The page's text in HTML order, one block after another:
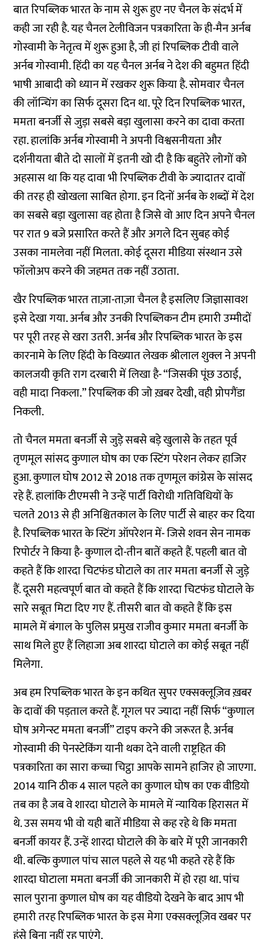
बात रिपब्लिक भारत के नाम से शुरू हुए नए चैनल के संदर्भ में
कही जा रही है. यह चैनल टेलीविजन पत्रकारिता के ही-मैन अर्नब
गोस्वामी के नेतृत्व में शुरू हुआ है, जी हां रिपब्लिक टीवी वाले
अर्नब गोस्वामी. हिंदी का यह चैनल अर्नब ने देश की बहुमत हिंदी
भाषी आबादी को ध्यान में रखकर शुरू किया है. सोमवार चैनल
की लॉन्चिंग का सिर्फ दूसरा दिन था. पूरे दिन रिपब्लिक भारत,
ममता बनर्जी से जुड़ा सबसे बड़ा खुलासा करने का दावा करता
रहा. हालांकि अर्नब गोस्वामी ने अपनी विश्वसनीयता और
दर्शनीयता बीते दो सालों में इतनी खो दी है कि बहुतेरे लोगों को
अहसास था कि यह दावा भी रिपब्लिक टीवी के ज्यादातर दावों
की तरह ही खोखला साबित होगा. इन दिनों अर्नब के शब्दों में देश
का सबसे बड़ा खुलासा वह होता है जिसे वो आए दिन अपने चैनल
पर रात 9 बजे प्रसारित करते हैं और अगले दिन सुबह कोई
उसका नामलेवा नहीं मिलता. कोई दूसरा मीडिया संस्थान उसे
फॉलोअप करने की जहमत तक नहीं उठाता.
खैर रिपब्लिक भारत ताज़ा-ताज़ा चैनल है इसलिए जिज्ञासावश
इसे देखा गया. अर्नब और उनकी रिपब्लिकन टीम हमारी उम्मीदों
पर पूरी तरह से खरा उतरी. अर्नब और रिपब्लिक भारत के इस
कारनामे के लिए हिंदी के विख्यात लेखक श्रीलाल शुक्ल ने अपनी
कालजयी कृति राग दरबारी में लिखा है- “जिसकी पूंछ उठाई,
वही मादा निकला.” रिपब्लिक की जो ख़बर देखी, वही प्रोपगैंडा
निकली.
तो चैनल ममता बनर्जी से जुड़े सबसे बड़े खुलासे के तहत पूर्व
तृणमूल सांसद कुणाल घोष का एक स्टिंग परेशन लेकर हाजिर
हुआ. कुणाल घोष 2012 से 2018 तक तृणमूल कांग्रेस के सांसद
रहे हैं. हालांकि टीएमसी ने उन्हें पार्टी विरोधी गतिविधियों के
चलते 2013 से ही अनिश्चितकाल के लिए पार्टी से बाहर कर दिया
है. रिपब्लिक भारत के स्टिंग ऑपरेशन में- जिसे शवन सेन नामक
रिपोर्टर ने किया है- कुणाल दो-तीन बातें कहते हैं. पहली बात वो
कहते हैं कि शारदा चिटफंड घोटाले का तार ममता बनर्जी से जुड़े
हैं. दूसरी महत्वपूर्ण बात वो कहते हैं कि शारदा चिटफंड घोटाले के
सारे सबूत मिटा दिए गए हैं. तीसरी बात वो कहते हैं कि इस
मामले में बंगाल के पुलिस प्रमुख राजीव कुमार ममता बनर्जी के
साथ मिले हुए हैं लिहाजा अब शारदा घोटाले का कोई सबूत नहीं
मिलेगा.
अब हम रिपब्लिक भारत के इन कथित सुपर एक्सक्लूज़िव ख़बर
के दावों की पड़ताल करते हैं. गूगल पर ज्यादा नहीं सिर्फ “कुणाल
घोष अगेन्स्ट ममता बनर्जी” टाइप करने की जरूरत है. अर्नब
गोस्वामी की पेनस्टेकिंग यानी थका देने वाली राष्ट्रहित की
पत्रकारिता का सारा कच्चा चिट्ठा आपके सामने हाजिर हो जाएगा.
2014 यानि ठीक 4 साल पहले का कुणाल घोष का एक वीडियो
तब का है जब वे शारदा घोटाले के मामले में न्यायिक हिरासत में
थे. उस समय भी वो यही बातें मीडिया से कह रहे थे कि ममता
बनर्जी कायर हैं. उन्हें शारदा घोटाले की के बारे में पूरी जानकारी
थी. बल्कि कुणाल पांच साल पहले से यह भी कहते रहे हैं कि
शारदा घोटाला ममता बनर्जी की जानकारी में हो रहा था. पांच
साल पुराना कुणाल घोष का यह वीडियो देखने के बाद आप भी
हमारी तरह रिपब्लिक भारत के इस मेगा एक्सक्लूज़िव खबर पर